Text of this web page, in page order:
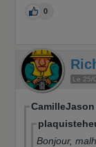
0
Le 25/
Bonjour,